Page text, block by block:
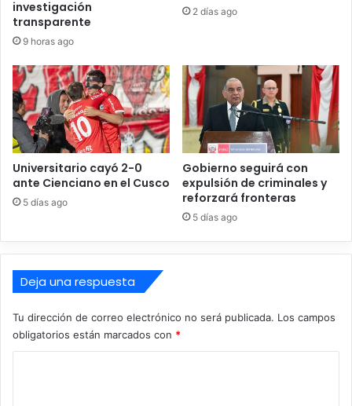
a
V
i
i
l
a
i
z
u
i
e
r
d
a
e
n
t
a
e
n
s
i
investigación
transparente
9 horas ago
2 días ago
Universitario cayó 2-0
ante Cienciano en el Cusco
5 días ago
Gobierno seguirá con
expulsión de criminales y
reforzará fronteras
5 días ago
Deja una respuesta
Tu dirección de correo electrónico no será publicada. Los campos
obligatorios están marcados con *